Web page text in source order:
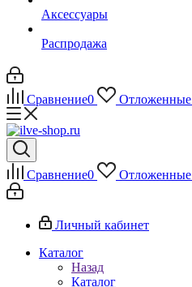
Аксессуары
Распродажа
Сравнение0 Отложенные
Сравнение0 Отложенные
Личный кабинет
Каталог
Назад
Каталог